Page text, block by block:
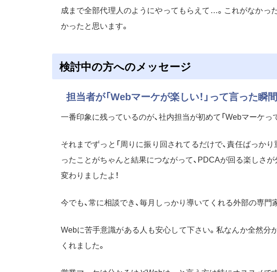
成まで全部代理人のようにやってもらえて…。これがなかっ
かったと思います。
検討中の方へのメッセージ
担当者が「Webマーケが楽しい！」って言った瞬
一番印象に残っているのが、社内担当が初めて「Webマーケっ
それまでずっと「周りに振り回されてるだけで、責任ばっか
ったことがちゃんと結果につながって、PDCAが回る楽しさ
変わりましたよ！
今でも、常に相談でき、毎月しっかり導いてくれる外部の専門
Webに苦手意識がある人も安心して下さい。私なんか全然分
くれました。